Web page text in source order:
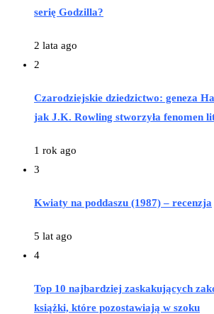
serię Godzilla?
2 lata ago
2
Czarodziejskie dziedzictwo: geneza
jak J.K. Rowling stworzyła fenomen
1 rok ago
3
Kwiaty na poddaszu (1987) – recenzja
5 lat ago
4
Top 10 najbardziej zaskakujących
książki, które pozostawiają w szoku